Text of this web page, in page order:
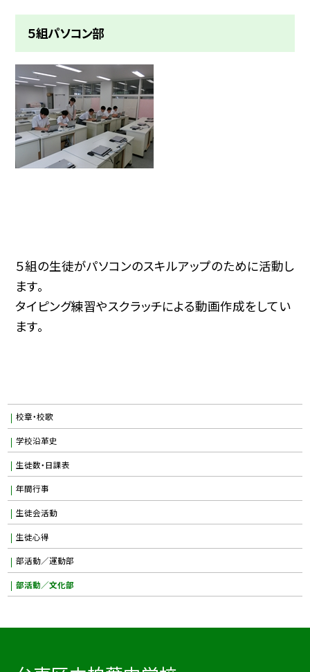
５組パソコン部
５組の生徒がパソコンのスキルアップのために活動し
ます。
タイピング練習やスクラッチによる動画作成をしてい
ます。
校章・校歌
学校沿革史
生徒数・日課表
年間行事
生徒会活動
生徒心得
部活動／運動部
部活動／文化部